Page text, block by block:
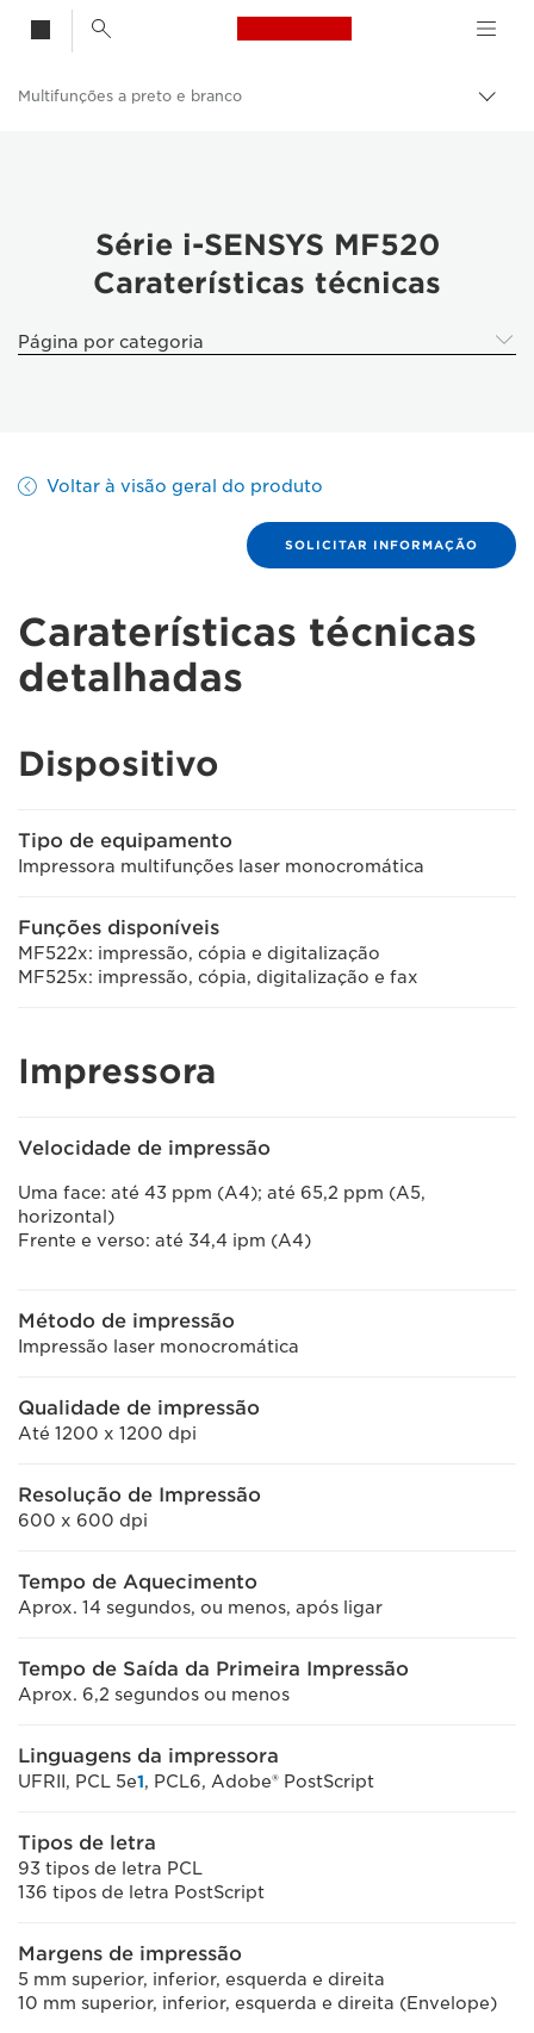
Canon Logo, back
Produtos empresariais
Impressoras e dispositivos de fax empresariais
Multifunções a preto e branco
Série i-SENSYS MF520
Caraterísticas técnicas
Página por categoria
Voltar à visão geral do produto
SOLICITAR INFORMAÇÃO
Caraterísticas técnicas
detalhadas
Dispositivo
Tipo de equipamento
Impressora multifunções laser monocromática
Funções disponíveis
MF522x: impressão, cópia e digitalização
MF525x: impressão, cópia, digitalização e fax
Impressora
Velocidade de impressão
Uma face: até 43 ppm (A4); até 65,2 ppm (A5,
horizontal)
Frente e verso: até 34,4 ipm (A4)
Método de impressão
Impressão laser monocromática
Qualidade de impressão
Até 1200 x 1200 dpi
Resolução de Impressão
600 x 600 dpi
Tempo de Aquecimento
Aprox. 14 segundos, ou menos, após ligar
Tempo de Saída da Primeira Impressão
Aprox. 6,2 segundos ou menos
Linguagens da impressora
UFRII, PCL 5e1, PCL6, Adobe® PostScript
Tipos de letra
93 tipos de letra PCL
136 tipos de letra PostScript
Margens de impressão
5 mm superior, inferior, esquerda e direita
10 mm superior, inferior, esquerda e direita (Envelope)